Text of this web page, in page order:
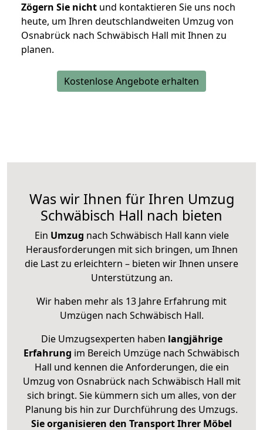
Zögern Sie nicht und kontaktieren Sie uns noch
heute, um Ihren deutschlandweiten Umzug von
Osnabrück nach Schwäbisch Hall mit Ihnen zu
planen.
Kostenlose Angebote erhalten
Was wir Ihnen für Ihren Umzug
Schwäbisch Hall nach bieten
Ein Umzug nach Schwäbisch Hall kann viele
Herausforderungen mit sich bringen, um Ihnen
die Last zu erleichtern – bieten wir Ihnen unsere
Unterstützung an.
Wir haben mehr als 13 Jahre Erfahrung mit
Umzügen nach Schwäbisch Hall.
Die Umzugsexperten haben langjährige
Erfahrung im Bereich Umzüge nach Schwäbisch
Hall und kennen die Anforderungen, die ein
Umzug von Osnabrück nach Schwäbisch Hall mit
sich bringt. Sie kümmern sich um alles, von der
Planung bis hin zur Durchführung des Umzugs.
Sie organisieren den Transport Ihrer Möbel